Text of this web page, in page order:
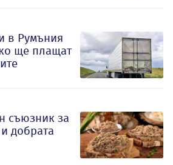
в Румъния
ще плащат
съюзник за
добрата